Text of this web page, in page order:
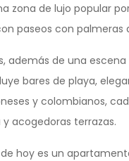
zona de lujo popular
paseos con palmeras
además de una
bares de playa,
y colombianos,
acogedoras terrazas.
hoy es un